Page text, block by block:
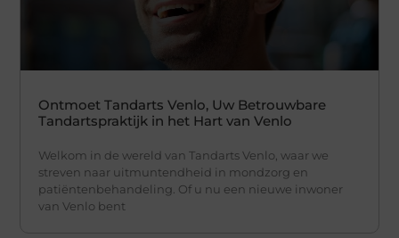
Ontmoet Tandarts Venlo, Uw Betrouwbare
Tandartspraktijk in het Hart van Venlo
Welkom in de wereld van Tandarts Venlo, waar we
streven naar uitmuntendheid in mondzorg en
patiëntenbehandeling. Of u nu een nieuwe inwoner
van Venlo bent